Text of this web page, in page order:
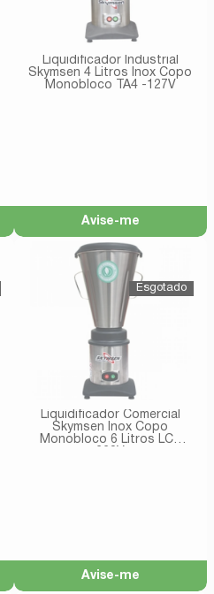
Liquidificador Industrial
Skymsen 4 Litros Inox Copo
Monobloco TA4 -127V
Avise-me
Liquidificador Comercial
Skymsen Inox Copo
Monobloco 6 Litros LC6
Avise-me